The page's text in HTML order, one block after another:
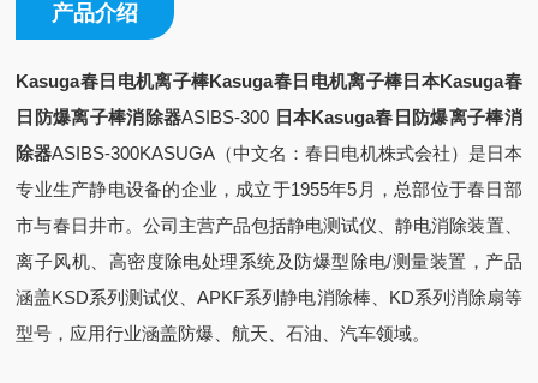
产品介绍
Kasuga春日电机离子棒Kasuga春日电机离子棒 日本Kasuga春
日防爆离子棒消除器ASIBS-300 日本Kasuga春日防爆离子棒消
除器ASIBS-300KASUGA（中文名：春日电机株式会社）是日本
专业生产静电设备的企业，成立于1955年5月，总部位于春日部
市与春日井市。公司主营产品包括静电测试仪、静电消除装置、
离子风机、高密度除电处理系统及防爆型除电/测量装置，产品
涵盖KSD系列测试仪、APKF系列静电消除棒、KD系列消除扇等
型号，应用行业涵盖防爆、航天、石油、汽车领域。